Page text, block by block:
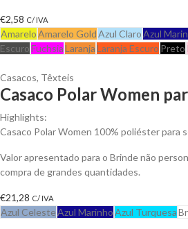
€2,58 C/ IVA
AmareloAmarelo GoldAzul ClaroAzul
EscuroFuchsiaLaranjaLaranja Escuro Preto
Casacos, Têxteis
Casaco Polar Women
Highlights:
Casaco Polar Women 100% poliéster para
Valor apresentado para o Brinde não
compra de grandes quantidades.
€21,28 C/ IVA
Azul CelesteAzul MarinhoAzul Turquesa